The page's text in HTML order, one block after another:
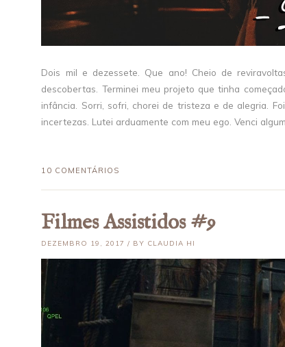
Dois mil e dezessete. Que ano! Cheio de
descobertas. Terminei meu projeto que tinha
infância. Sorri, sofri, chorei de tristeza e de alegria.
incertezas. Lutei arduamente com meu ego. Venci
10 COMENTÁRIOS
Filmes Assistidos #9
DEZEMBRO 19, 2017 / BY CLAUDIA HI